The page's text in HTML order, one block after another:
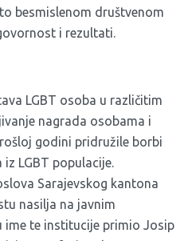
besmislenom društvenom
i rezultati.
LGBT osoba u različitim
nagrada osobama i
godini pridružile borbi
LGBT populacije.
Sarajevskog kantona
nasilja na javnim
ime te institucije primio Josip